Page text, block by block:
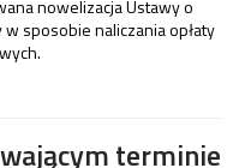
nowelizacja Ustawy o
sposobie naliczania opłaty
terminie